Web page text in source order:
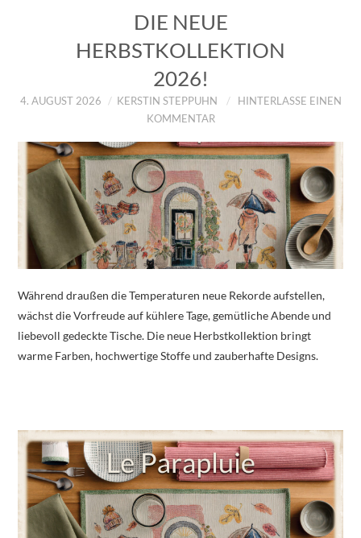
DIE NEUE
HERBSTKOLLEKTION
2026!
4. AUGUST 2026 KERSTIN STEPPUHN
HINTERLASSE EINEN
KOMMENTAR
Während draußen die Temperaturen neue Rekorde aufstellen,
wächst die Vorfreude auf kühlere Tage, gemütliche Abende und
liebevoll gedeckte Tische. Die neue Herbstkollektion bringt
warme Farben, hochwertige Stoffe und zauberhafte Designs.